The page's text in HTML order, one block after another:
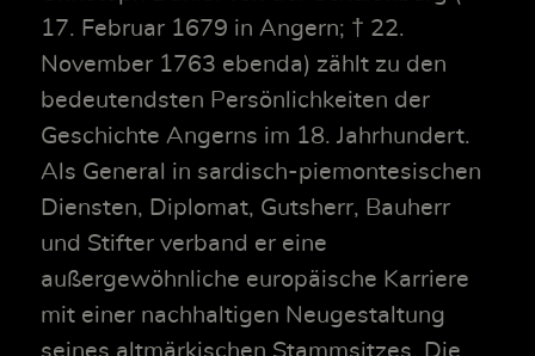
17. Februar 1679 in Angern; † 22.
November 1763 ebenda) zählt zu den
bedeutendsten Persönlichkeiten der
Geschichte Angerns im 18. Jahrhundert.
Als General in sardisch-piemontesischen
Diensten, Diplomat, Gutsherr, Bauherr
und Stifter verband er eine
außergewöhnliche europäische Karriere
mit einer nachhaltigen Neugestaltung
seines altmärkischen Stammsitzes. Die